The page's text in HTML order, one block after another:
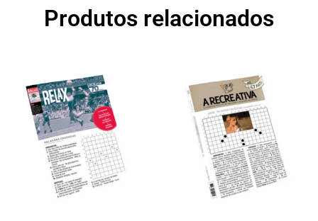
Produtos relacionados